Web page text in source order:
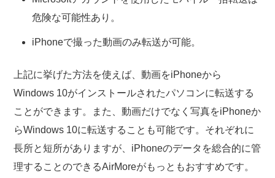
危険な可能性あり。
iPhoneで撮った動画のみ転送が可能。
上記に挙げた方法を使えば、動画をiPhoneから
Windows 10がインストールされたパソコンに転送する
ことができます。また、動画だけでなく写真をiPhoneか
らWindows 10に転送することも可能です。それぞれに
長所と短所がありますが、iPhoneのデータを総合的に管
理することのできるAirMoreがもっともおすすめです。